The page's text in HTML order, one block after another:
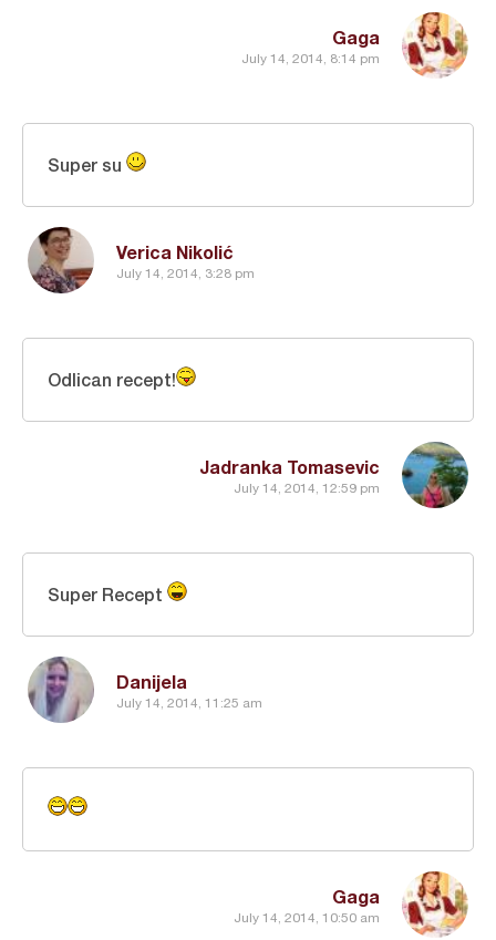
Gaga
July 14, 2014, 8:14 pm
Verica Nikolić
July 14, 2014, 3:28 pm
Super su
Jadranka Tomasevic
July 14, 2014, 12:59 pm
Odlican recept!
Danijela
July 14, 2014, 11:25 am
Super Recept
Gaga
July 14, 2014, 10:50 am